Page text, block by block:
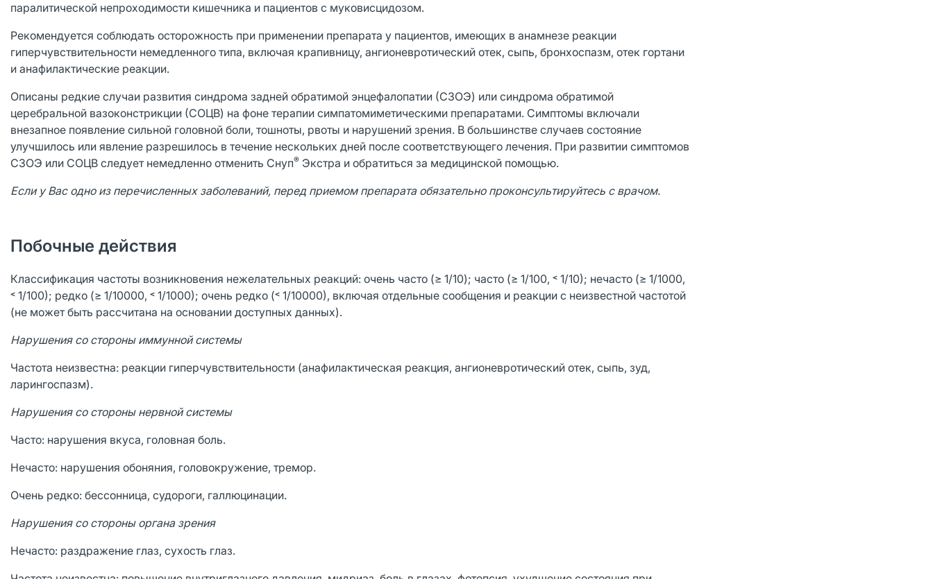
паралитической непроходимости кишечника и пациентов с муковисцидозом.
Рекомендуется соблюдать осторожность при применении препарата у пациентов, имеющих в анамнезе реакции
гиперчувствительности немедленного типа, включая крапивницу, ангионевротический отек, сыпь, бронхоспазм, отек гортани
и анафилактические реакции.
Описаны редкие случаи развития синдрома задней обратимой энцефалопатии (СЗОЭ) или синдрома обратимой
церебральной вазоконстрикции (СОЦВ) на фоне терапии симпатомиметическими препаратами. Симптомы включали
внезапное появление сильной головной боли, тошноты, рвоты и нарушений зрения. В большинстве случаев состояние
улучшилось или явление разрешилось в течение нескольких дней после соответствующего лечения. При развитии симптомов
СЗОЭ или СОЦВ следует немедленно отменить Снуп® Экстра и обратиться за медицинской помощью.
Если у Вас одно из перечисленных заболеваний, перед приемом препарата обязательно проконсультируйтесь с врачом.
Побочные действия
Классификация частоты возникновения нежелательных реакций: очень часто (≥ 1/10); часто (≥ 1/100, ˂ 1/10); нечасто (≥ 1/1000,
˂ 1/100); редко (≥ 1/10000, ˂ 1/1000); очень редко (˂ 1/10000), включая отдельные сообщения и реакции с неизвестной частотой
(не может быть рассчитана на основании доступных данных).
Нарушения со стороны иммунной системы
Частота неизвестна: реакции гиперчувствительности (анафилактическая реакция, ангионевротический отек, сыпь, зуд,
ларингоспазм).
Нарушения со стороны нервной системы
Часто: нарушения вкуса, головная боль.
Нечасто: нарушения обоняния, головокружение, тремор.
Очень редко: бессонница, судороги, галлюцинации.
Нарушения со стороны органа зрения
Нечасто: раздражение глаз, сухость глаз.